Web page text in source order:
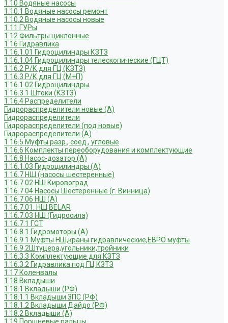
1.10 Водяные насосы
1.10.1 Водяные насосы ремонт
1.10.2 Водяные насосы новые
1.11 ГУРы
1.12 Фильтры циклонные
1.16 Гидравлика
1.16.1.01 Гидроцилиндры КЗТЗ
1.16.1.04 Гидроцилиндры телескопические (ГЦТ)
1.16.2 Р/К для ГЦ (КЗТЗ)
1.16.3 Р/К для ГЦ (М+П)
1.16.1.02 Гидроцилиндры
1.16.3.1 Штоки (КЗТЗ)
1.16.4 Распределители
Гидрораспределители новые (А)
Гидрораспределители
Гидрораспределители (под новые)
Гидрораспределители (А)
1.16.5 Муфты разр., соед., угловые
1.16.6 Комплекты переоборудования и комплектующие
1.16.8 Насос-дозатор (А)
1.16.1.03 Гидроцилиндры (А)
1.16.7 НШ (насосы шестеренные)
1.16.7.02 НШ Кировоград
1.16.7.04 Насосы Шестеренные (г. Винница)
1.16.7.06 НШ (А)
1.16.7.01. НШ BELAR
1.16.7.03 НШ (Гидросила)
1.16.7.1 ГСТ
1.16.8.1 Гидромоторы (А)
1.16.9.1 Муфты НШ,краны гидравлические,ЕВРО муфты
1.16.9.2Штуцера,угольники,тройники
1.16.3.3 Комплектующие для КЗТЗ
1.16.3.2 Гидравлика под ГЦ КЗТЗ
1.17 Коленвалы
1.18 Вкладыши
1.18.1 Вкладыши (РФ)
1.18.1.1 Вкладыши ЗПС (РФ)
1.18.1.2 Вкладыши Дайдо (РФ)
1.18.2 Вкладыши (А)